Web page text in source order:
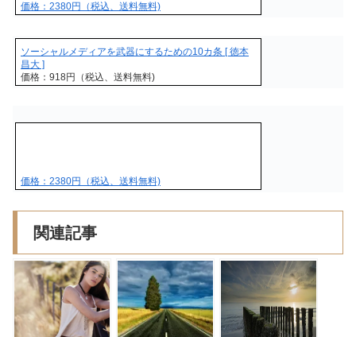
価格：2380円（税込、送料無料)
ソーシャルメディアを武器にするための10カ条 [ 徳本
昌大 ]
価格：918円（税込、送料無料)
価格：2380円（税込、送料無料)
関連記事